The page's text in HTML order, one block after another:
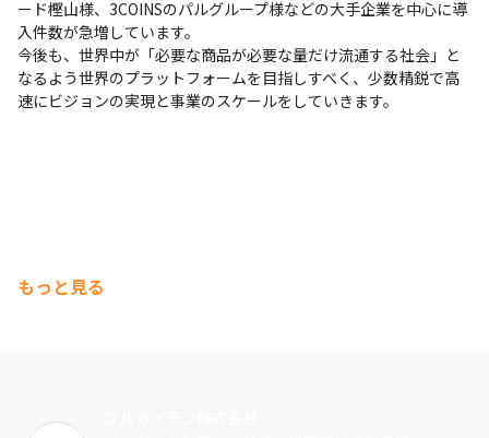
ード樫山様、3COINSのパルグループ様などの大手企業を中心に導
入件数が急増しています。
今後も、世界中が「必要な商品が必要な量だけ流通する社会」と
なるよう世界のプラットフォームを目指しすべく、少数精鋭で高
速にビジョンの実現と事業のスケールをしていきます。
もっと見る